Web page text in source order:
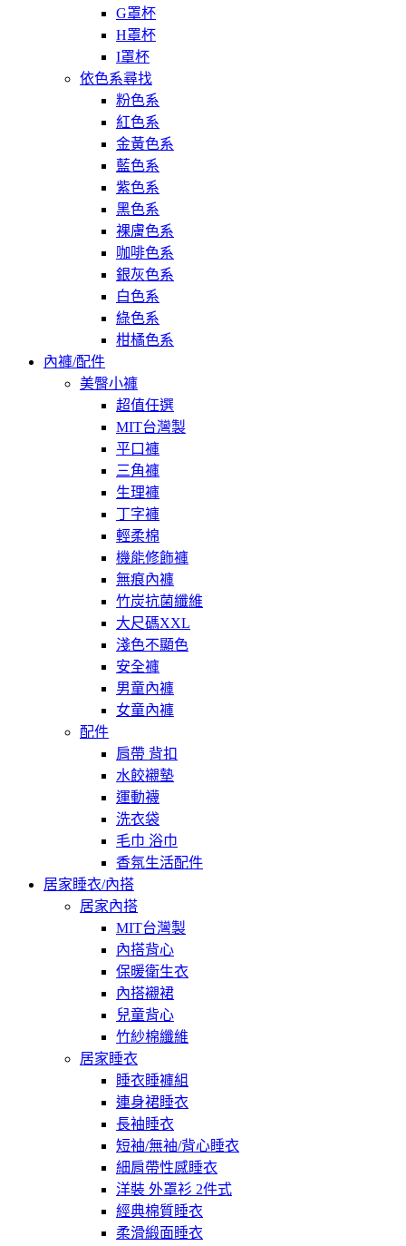
G罩杯
H罩杯
I罩杯
依色系尋找
粉色系
紅色系
金黃色系
藍色系
紫色系
黑色系
裸膚色系
咖啡色系
銀灰色系
白色系
綠色系
柑橘色系
內褲/配件
美臀小褲
超值任選
MIT台灣製
平口褲
三角褲
生理褲
丁字褲
輕柔棉
機能修飾褲
無痕內褲
竹炭抗菌纖維
大尺碼XXL
淺色不顯色
安全褲
男童內褲
女童內褲
配件
肩帶 背扣
水餃襯墊
運動襪
洗衣袋
毛巾 浴巾
香氛生活配件
居家睡衣/內搭
居家內搭
MIT台灣製
內搭背心
保暖衛生衣
內搭襯裙
兒童背心
竹紗棉纖維
居家睡衣
睡衣睡褲組
連身裙睡衣
長袖睡衣
短袖/無袖/背心睡衣
細肩帶性感睡衣
洋裝 外罩衫 2件式
經典棉質睡衣
柔滑緞面睡衣